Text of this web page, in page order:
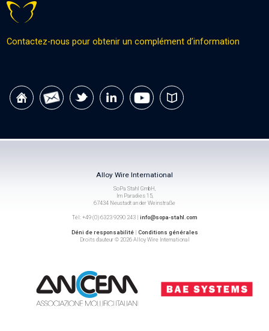
Contactez-nous pour obtenir un complément d’information
Alloy Wire International
SoPa Stahl GmbH,
Im Paradies 15,
67434 Neustadt an der Weinstraße
Tél: +49 (0) 6323 9290 243 | info@sopa-stahl.com
Déni de responsabilité| Conditions générales
Droits d’auteur © 2026 Alloy Wire International